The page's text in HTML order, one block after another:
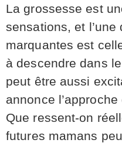
La grossesse est
sensations, et
marquantes est
à descendre dans
peut être aussi
annonce
Que ressent-on
futures mamans